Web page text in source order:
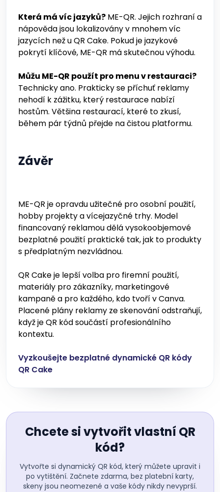
Která má víc jazyků? ME-QR. Jejich rozhraní a
nápověda jsou lokalizovány v mnohem víc
jazycích než u QR Cake. Pokud je jazykové
pokrytí klíčové, ME-QR má skutečnou výhodu.
Můžu ME-QR použít pro menu v restauraci?
Technicky ano. Prakticky se příchuť reklamy
nehodí k zážitku, který restaurace nabízí
hostům. Většina restaurací, které to zkusí,
během pár týdnů přejde na čistou platformu.
Závěr
ME-QR je opravdu užitečné pro osobní použití,
hobby projekty a vícejazyčné trhy. Model
financovaný reklamou dělá vysokoobjemové
bezplatné použití praktické tak, jak to produkty
s předplatným nezvládnou.
QR Cake je lepší volba pro firemní použití,
materiály pro zákazníky, marketingové
kampaně a pro každého, kdo tvoří v Canva.
Placené plány reklamy ze skenování odstraňují,
když je QR kód součástí profesionálního
kontextu.
Vyzkoušejte bezplatné dynamické QR kódy
QR Cake
Chcete si vytvořit vlastní QR
kód?
Vytvořte si dynamický QR kód, který můžete upravit i
po vytištění. Začnete zdarma, bez platební karty,
skeny jsou neomezené a vaše kódy nikdy nevyprší.